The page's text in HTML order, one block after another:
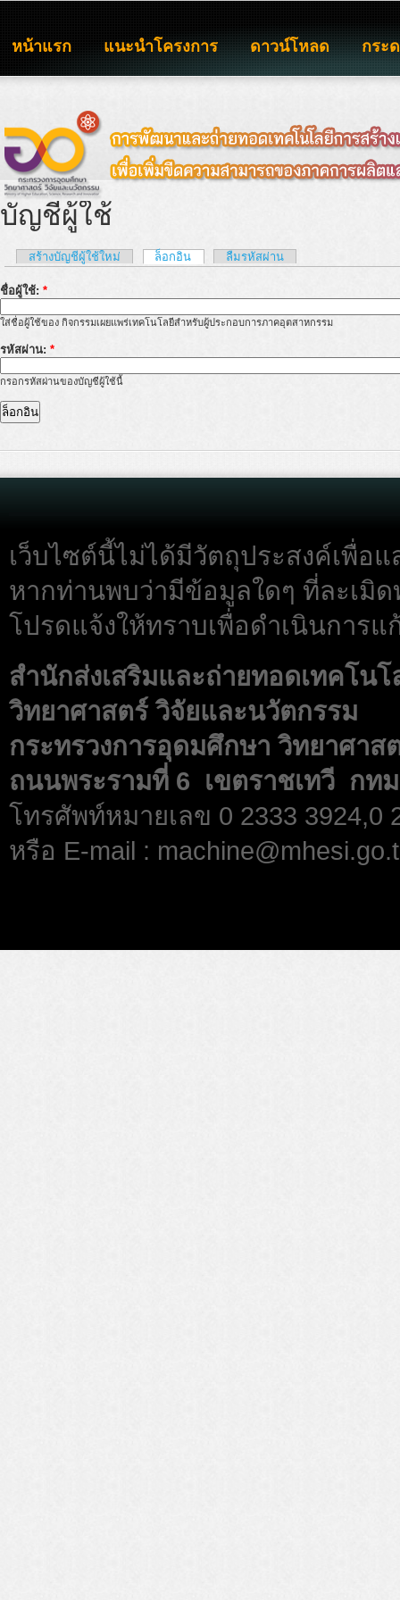
หน้าแรก แนะนำโครงการ ดาวน์โหลด กระ
บัญชีผู้ใช้
สร้างบัญชีผู้ใช้ใหม่ ล็อกอิน ลืมรหัสผ่าน
ชื่อผู้ใช้: *
ใส่ชื่อผู้ใช้ของ กิจกรรมเผยแพร่เทคโนโลยีสำหรับผู้ประกอบการภาคอุตสาหกรรม
รหัสผ่าน: *
กรอกรหัสผ่านของบัญชีผู้ใช้นี้
เว็บไซต์นี้ไม่ได้มีวัตถุประสงค์เพื่อแ
หากท่านพบว่ามีข้อมูลใดๆ ที่ละเมิ
โปรดแจ้งให้ทราบเพื่อดำเนินการ
สำนักส่งเสริมและถ่ายทอดเทคโน
วิทยาศาสตร์ วิจัยและนวัตกรรม
กระทรวงการอุดมศึกษา วิทยาศาส
ถนนพระรามที่ 6 เขตราชเทวี กทม
โทรศัพท์หมายเลข 0 2333 3924,0
หรือ E-mail :